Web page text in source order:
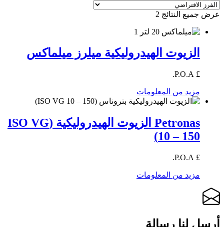
عرض جميع النتائج 2
الزيوت الهيدروليكية ميلرز ميلماكس
£ P.O.A.
مزيد من المعلومات
Petronas الزيوت الهيدروليكية (ISO VG
10 – 150)
£ P.O.A.
مزيد من المعلومات
أرسل لنا رسالة